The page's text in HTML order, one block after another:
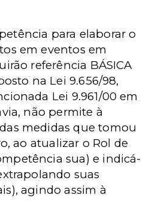
para elaborar o
em eventos em
referência BÁSICA
na Lei 9.656/98,
Lei 9.961/00 em
não permite à
medidas que tomou
ao atualizar o Rol de
sua) e indicá-
suas
agindo assim à